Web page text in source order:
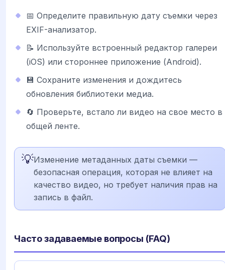
📅 Определите правильную дату съемки через
EXIF-анализатор.
📝 Используйте встроенный редактор галереи
(iOS) или стороннее приложение (Android).
💾 Сохраните изменения и дождитесь
обновления библиотеки медиа.
🔄 Проверьте, встало ли видео на свое место в
общей ленте.
💡Изменение метаданных даты съемки —
безопасная операция, которая не влияет на
качество видео, но требует наличия прав на
запись в файл.
Часто задаваемые вопросы (FAQ)